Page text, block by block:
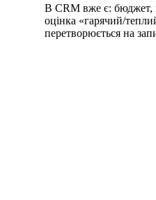
В CRM вже є: бюджет,
оцінка «гарячий/
перетворюється на